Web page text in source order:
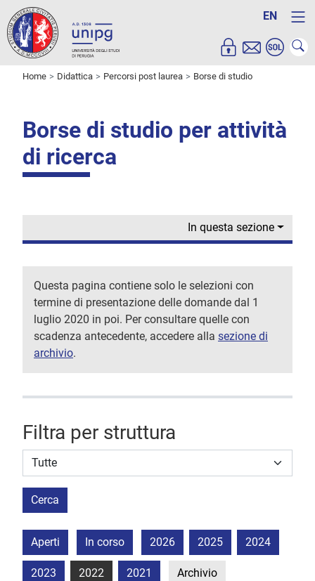
EN
Home Didattica Percorsi post laurea Borse di studio
Borse di studio per attività
di ricerca
In questa sezione
Questa pagina contiene solo le selezioni con
termine di presentazione delle domande dal 1
luglio 2020 in poi. Per consultare quelle con
scadenza antecedente, accedere alla sezione di
archivio.
Filtra per struttura
Struttura stipulante
Cerca
Aperti In corso 2026 2025 2024
2023 2022 2021 Archivio